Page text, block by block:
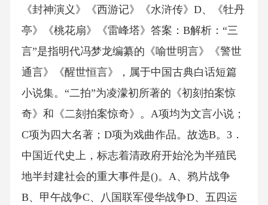
《封神演义》《西游记》《水浒传》D、《牡丹
亭》《桃花扇》《雷峰塔》答案：B解析：“三
言”是指明代冯梦龙编纂的《喻世明言》《警世
通言》《醒世恒言》，属于中国古典白话短篇
小说集。“二拍”为凌濛初所著的《初刻拍案惊
奇》和《二刻拍案惊奇》。A项均为文言小说；
C项为四大名著；D项为戏曲作品。故选B。3．
中国近代史上，标志着清政府开始沦为半殖民
地半封建社会的重大事件是()。A、鸦片战争
B、甲午战争C、八国联军侵华战争D、五四运